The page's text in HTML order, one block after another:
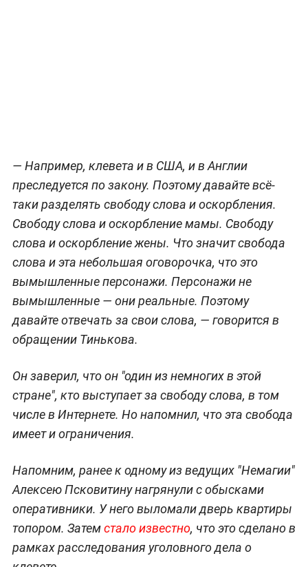
— Например, клевета и в США, и в Англии
преследуется по закону. Поэтому давайте всё-
таки разделять свободу слова и оскорбления.
Свободу слова и оскорбление мамы. Свободу
слова и оскорбление жены. Что значит свобода
слова и эта небольшая оговорочка, что это
вымышленные персонажи. Персонажи не
вымышленные — они реальные. Поэтому
давайте отвечать за свои слова, — говорится в
обращении Тинькова.
Он заверил, что он "один из немногих в этой
стране", кто выступает за свободу слова, в том
числе в Интернете. Но напомнил, что эта свобода
имеет и ограничения.
Напомним, ранее к одному из ведущих "Немагии"
Алексею Псковитину нагрянули с обысками
оперативники. У него выломали дверь квартиры
топором. Затемстало известно, что это сделано в
рамках расследования уголовного дела о